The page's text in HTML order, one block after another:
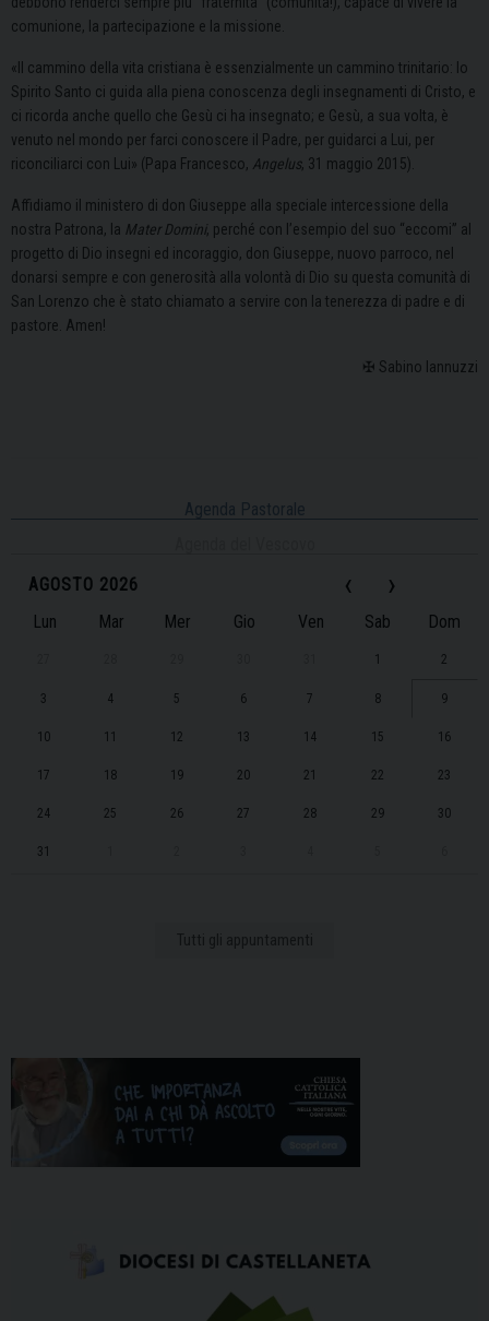
comunione, la partecipazione e la missione.
«Il cammino della vita cristiana è essenzialmente un cammino trinitario: lo
Spirito Santo ci guida alla piena conoscenza degli insegnamenti di Cristo, e
ci ricorda anche quello che Gesù ci ha insegnato; e Gesù, a sua volta, è
venuto nel mondo per farci conoscere il Padre, per guidarci a Lui, per
riconciliarci con Lui» (Papa Francesco, Angelus, 31 maggio 2015).
Affidiamo il ministero di don Giuseppe alla speciale intercessione della
nostra Patrona, la Mater Domini, perché con l’esempio del suo “eccomi” al
progetto di Dio insegni ed incoraggio, don Giuseppe, nuovo parroco, nel
donarsi sempre e con generosità alla volontà di Dio su questa comunità di
San Lorenzo che è stato chiamato a servire con la tenerezza di padre e di
pastore. Amen!
✠ Sabino Iannuzzi
Agenda Pastorale
‹
AGOSTO 2026 ›
Lun Mar Mer Gio Ven Sab Dom
1 2
3 4 5 6 7 8 9
10 11 12 13 14 15 16
17 18 19 20 21 22 23
24 25 26 27 28 29 30
31
Tutti gli appuntamenti